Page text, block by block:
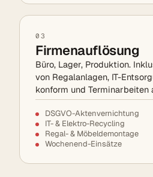
03
Firmenauflösung
Büro, Lager, Produktion.
von Regalanlagen, IT-
konform und Terminarbeiten
DSGVO-Aktenvernichtung
IT- & Elektro-Recycling
Regal- & Möbeldemontage
Wochenend-Einsätze